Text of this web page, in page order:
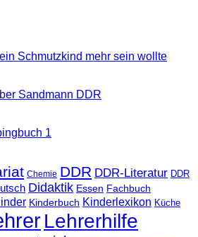
Schmutzkind mehr sein wollte
Sandmann DDR
1
Chemie DDR DDR-Literatur DDR
Didaktik Essen Fachbuch
Kinderbuch Kinderlexikon Küche
Lehrerhilfe